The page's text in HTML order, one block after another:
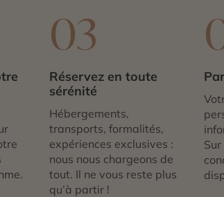
03
Réservez en toute
sérénité
Hébergements,
transports, formalités,
expériences exclusives :
nous nous chargeons de
tout. Il ne vous reste plus
qu’à partir !